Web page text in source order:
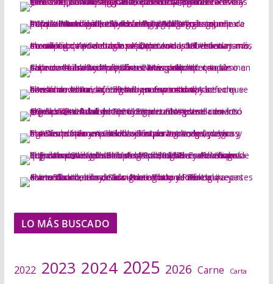
LO MÁS BUSCADO
2022 2023 2024 2025 2026 Carne Carta